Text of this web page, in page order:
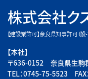
株式会社ク
【建設業許可】奈良県知事許可（
【本社】
〒636-0152 奈良県生駒
TEL：0745-75-5523 FAX